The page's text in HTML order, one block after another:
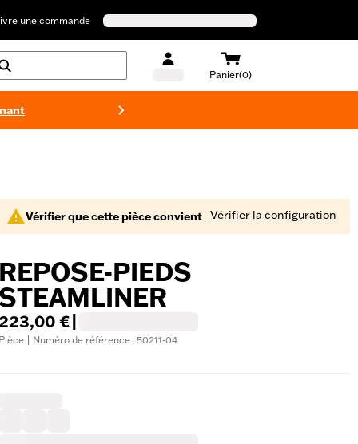
une commande
Panier(0)
Vérifier que cette pièce convient Vérifier la configuration
REPOSE-PIEDS
STEAMLINER
€
Pièce | Numéro de référence : 50211-04